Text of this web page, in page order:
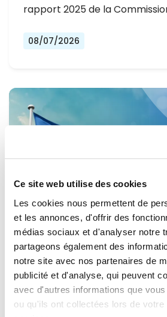
Ce site web utilise des cookies
Les cookies nous permettent de
et les annonces, d'offrir des
médias sociaux et d'analyser notre
partageons également des
notre site avec nos partenaires de
publicité et d'analyse, qui peuvent
avec d'autres informations que
ou qu'ils ont collectées lors de votre
rapport 2025 de la
08/07/2026
OUVRIR LA PORTE À
MAINTENIR LA
RUSSIE
Renew Europe appelle